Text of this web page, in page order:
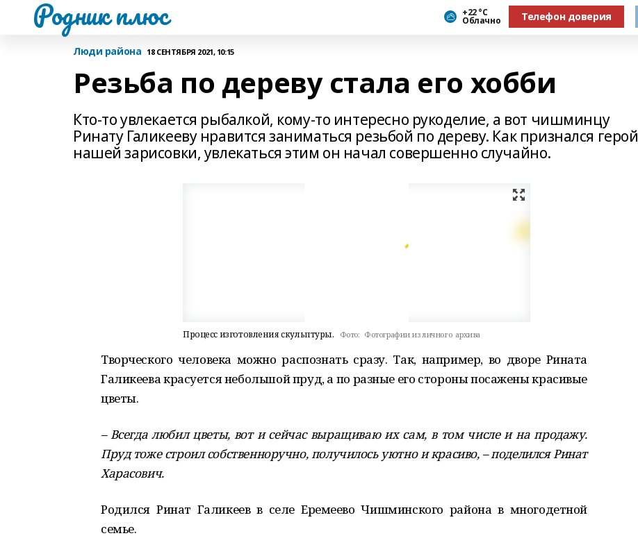
Родник плюс +22 °С
Облачно Телефон доверия
Люди района 18 СЕНТЯБРЯ 2021, 10:15
Резьба по дереву стала его хобби
Кто-то увлекается рыбалкой, кому-то интересно рукоделие, а вот чишминцу
Ринату Галикееву нравится заниматься резьбой по дереву. Как признался герой
нашей зарисовки, увлекаться этим он начал совершенно случайно.
Процесс изготовления скульптуры. Фото: Фотографии из личного архива
Творческого человека можно распознать сразу. Так, например, во дворе Рината
Галикеева красуется небольшой пруд, а по разные его стороны посажены красивые
цветы.
– Всегда любил цветы, вот и сейчас выращиваю их сам, в том числе и на продажу.
Пруд тоже строил собственноручно, получилось уютно и красиво, – поделился Ринат
Харасович.
Родился Ринат Галикеев в селе Еремеево Чишминского района в многодетной
семье.